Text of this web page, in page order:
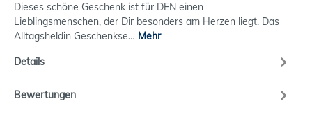
Dieses schöne Geschenk ist für DEN einen
Lieblingsmenschen, der Dir besonders am Herzen liegt. Das
Alltagsheldin Geschenkse… Mehr
Details
Bewertungen